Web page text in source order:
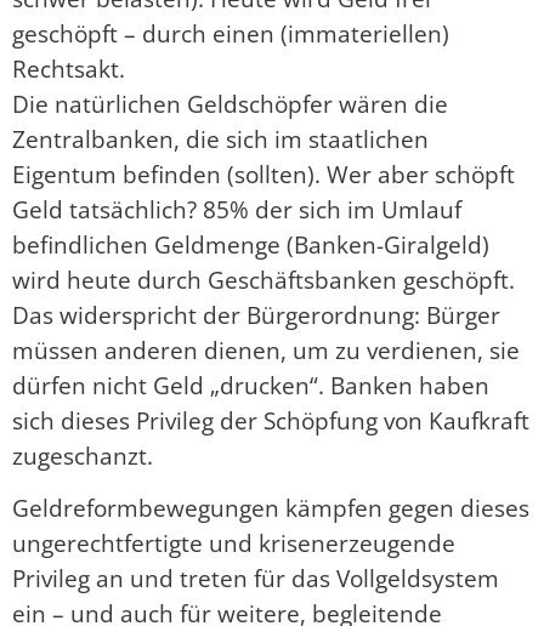
geschöpft – durch einen (immateriellen)
Rechtsakt.
Die natürlichen Geldschöpfer wären die
Zentralbanken, die sich im staatlichen
Eigentum befinden (sollten). Wer aber schöpft
Geld tatsächlich? 85% der sich im Umlauf
befindlichen Geldmenge (Banken-Giralgeld)
wird heute durch Geschäftsbanken geschöpft.
Das widerspricht der Bürgerordnung: Bürger
müssen anderen dienen, um zu verdienen, sie
dürfen nicht Geld „drucken“. Banken haben
sich dieses Privileg der Schöpfung von Kaufkraft
zugeschanzt.
Geldreformbewegungen kämpfen gegen dieses
ungerechtfertigte und krisenerzeugende
Privileg an und treten für das Vollgeldsystem
ein – und auch für weitere, begleitende